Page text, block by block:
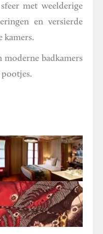
met weelderige
en versierde
kamers.
moderne badkamers
pootjes.